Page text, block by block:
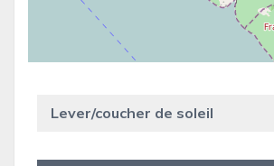
Lever/coucher de soleil